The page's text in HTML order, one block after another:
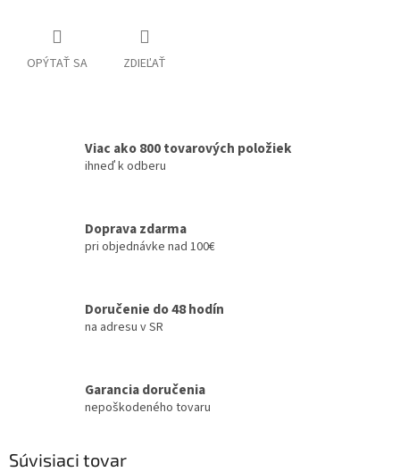
OPÝTAŤ SA ZDIEĽAŤ
Viac ako 800 tovarových položiek
ihneď k odberu
Doprava zdarma
pri objednávke nad 100€
Doručenie do 48 hodín
na adresu v SR
Garancia doručenia
nepoškodeného tovaru
Súvisiaci tovar